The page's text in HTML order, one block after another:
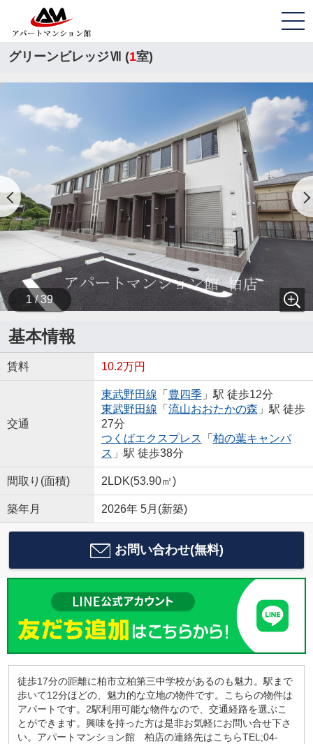
グリーンビレッジⅦ (1室)
1 / 39
基本情報
賃料 10.2万円
交通
東武野田線 「 豊四季」駅 徒歩12分
東武野田線 「 流山おおたかの森 」駅 徒歩
27分
つくばエクスプレス 「 柏の葉キャンパ
ス 」駅 徒歩38分
間取り(面積) 2LDK(53.90㎡)
築年月 2026年 5月(新築)
お問い合わせ(無料)
徒歩17分の距離に柏市立柏第三中学校があるのも魅力。駅まで
歩いて12分ほどの、魅力的な立地の物件です。こちらの物件は
アパートです。2駅利用可能な物件なので、交通経路を選ぶこ
とができます。興味を持った方は是非お気軽にお問い合せ下さ
い。アパートマンション館 柏店の連絡先はこちらTEL;04-